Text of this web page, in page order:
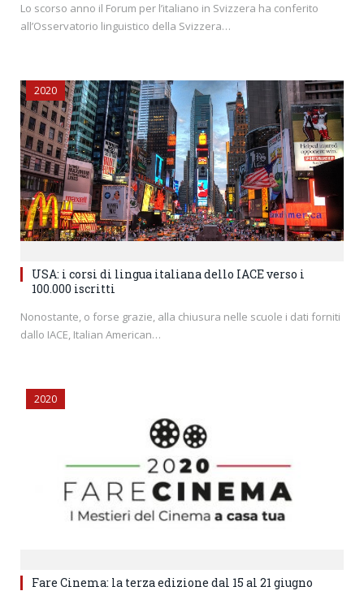
Lo scorso anno il Forum per l’italiano in Svizzera ha conferito
all’Osservatorio linguistico della Svizzera…
2020
USA: i corsi di lingua italiana dello IACE verso i
100.000 iscritti
Nonostante, o forse grazie, alla chiusura nelle scuole i dati forniti
dallo IACE, Italian American…
2020
Fare Cinema: la terza edizione dal 15 al 21 giugno